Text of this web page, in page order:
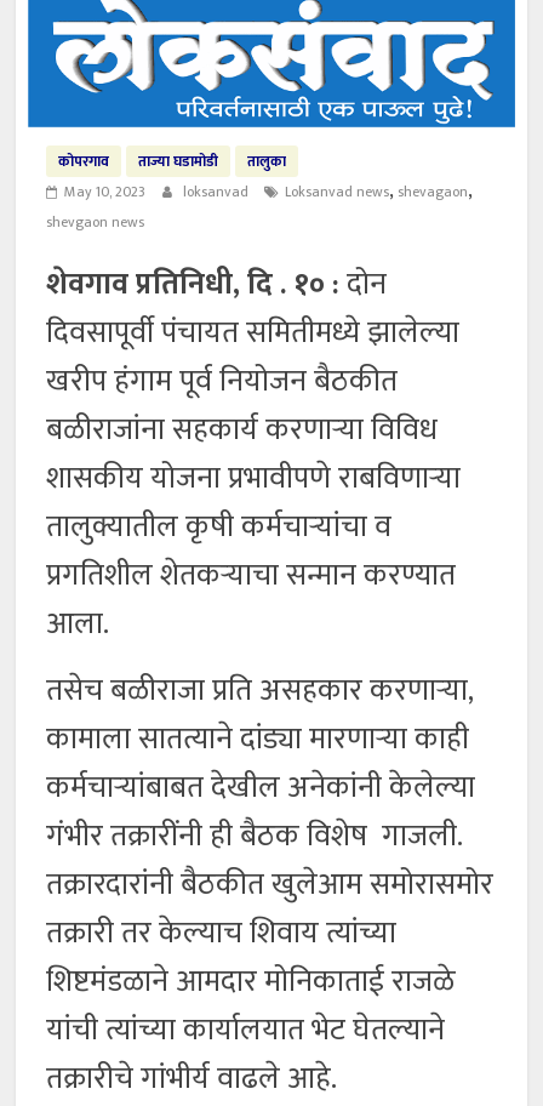
कोपरगाव ताज्या घडामोडी
तालुका
May 10, 2023
loksanvad Loksanvad news, shevagaon,
shevgaon news
शेवगाव प्रतिनिधी, दि . १० :दोन
दिवसापूर्वी पंचायत समितीमध्ये झालेल्या
खरीप हंगाम पूर्व नियोजन बैठकीत
बळीराजांना सहकार्य करणाऱ्या विविध
शासकीय योजना प्रभावीपणे राबविणाऱ्या
तालुक्यातील कृषी कर्मचाऱ्यांचा व
प्रगतिशील शेतकऱ्याचा सन्मान करण्यात
आला.
तसेच बळीराजा प्रति असहकार करणाऱ्या,
कामाला सातत्याने दांड्या मारणाऱ्या काही
कर्मचाऱ्यांबाबत देखील अनेकांनी केलेल्या
गंभीर तक्रारींनी ही बैठक विशेष गाजली.
तक्रारदारांनी बैठकीत खुलेआम समोरासमोर
तक्रारी तर केल्याच शिवाय त्यांच्या
शिष्टमंडळाने आमदार मोनिकाताई राजळे
यांची त्यांच्या कार्यालयात भेट घेतल्याने
तक्रारीचे गांभीर्य वाढले आहे.